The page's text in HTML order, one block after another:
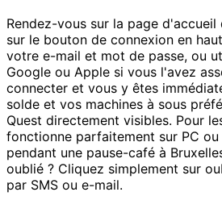
Rendez-vous sur la page
sur le bouton de connexion en
votre e-mail et mot de passe, ou
Google ou Apple si vous l'avez
connecter et vous y êtes
solde et vos machines à sous
Quest directement visibles. Pour
fonctionne parfaitement sur PC ou
pendant une pause-café à
oublié ? Cliquez simplement sur
par SMS ou e-mail.